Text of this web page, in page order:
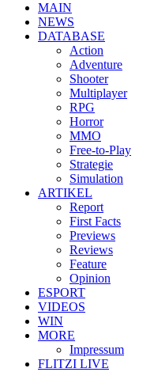
MAIN
NEWS
DATABASE
Action
Adventure
Shooter
Multiplayer
RPG
Horror
MMO
Free-to-Play
Strategie
Simulation
ARTIKEL
Report
First Facts
Previews
Reviews
Feature
Opinion
ESPORT
VIDEOS
WIN
MORE
Impressum
FLITZI LIVE